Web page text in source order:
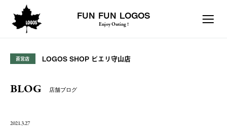
FUN FUN LOGOS
Enjoy Outing !
直営店 LOGOS SHOP ピエリ守山店
BLOG 店舗ブログ
2021.3.27